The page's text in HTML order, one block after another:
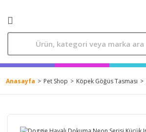
Anasayfa Pet Shop Köpek Göğüs Tasması